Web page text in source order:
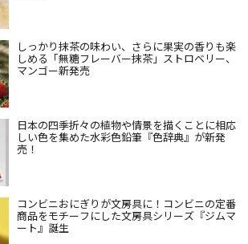
しっかり抹茶の味わい、さらに果実の香りも楽
しめる「無糖フレーバー抹茶」ストロベリー、
マンゴー新発売
日本の四季折々の植物や情景を描くことに相応
しい色を集めた水彩色鉛筆『色辞典』が新発
売！
コンビニおにぎりが文房具に！コンビニの定番
商品をモチーフにした文房具シリーズ『ジムマ
ート』誕生